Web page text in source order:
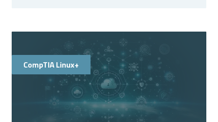
CompTIA Linux+